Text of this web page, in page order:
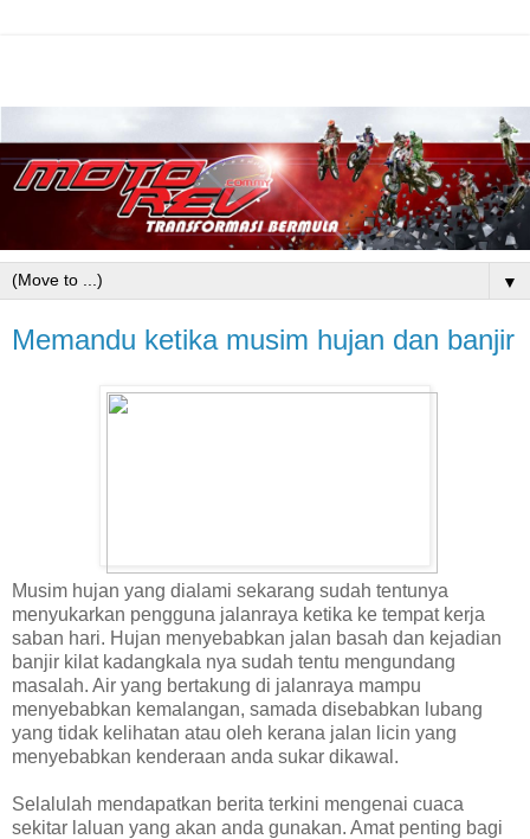
▼
Memandu ketika musim hujan dan banjir
Musim hujan yang dialami sekarang sudah tentunya
menyukarkan pengguna jalanraya ketika ke tempat kerja
saban hari. Hujan menyebabkan jalan basah dan kejadian
banjir kilat kadangkala nya sudah tentu mengundang
masalah. Air yang bertakung di jalanraya mampu
menyebabkan kemalangan, samada disebabkan lubang
yang tidak kelihatan atau oleh kerana jalan licin yang
menyebabkan kenderaan anda sukar dikawal.
Selalulah mendapatkan berita terkini mengenai cuaca
sekitar laluan yang akan anda gunakan. Amat penting bagi